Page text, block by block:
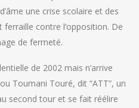
une crise scolaire et des
contre l’opposition. De
de fermeté.
de 2002 mais n’arrive
Toumani Touré, dit “ATT”, un
second tour et se fait réélire